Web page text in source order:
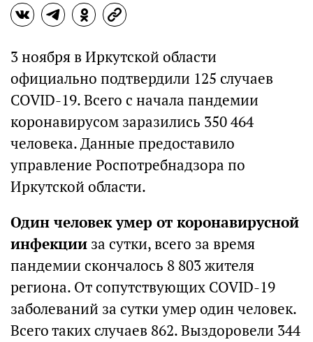
3 ноября в Иркутской области
официально подтвердили 125 случаев
COVID-19. Всего с начала пандемии
коронавирусом заразились 350 464
человека. Данные предоставило
управление Роспотребнадзора по
Иркутской области.
Один человек умер от коронавирусной
инфекции за сутки, всего за время
пандемии скончалось 8 803 жителя
региона. От сопутствующих COVID-19
заболеваний за сутки умер один человек.
Всего таких случаев 862. Выздоровели 344